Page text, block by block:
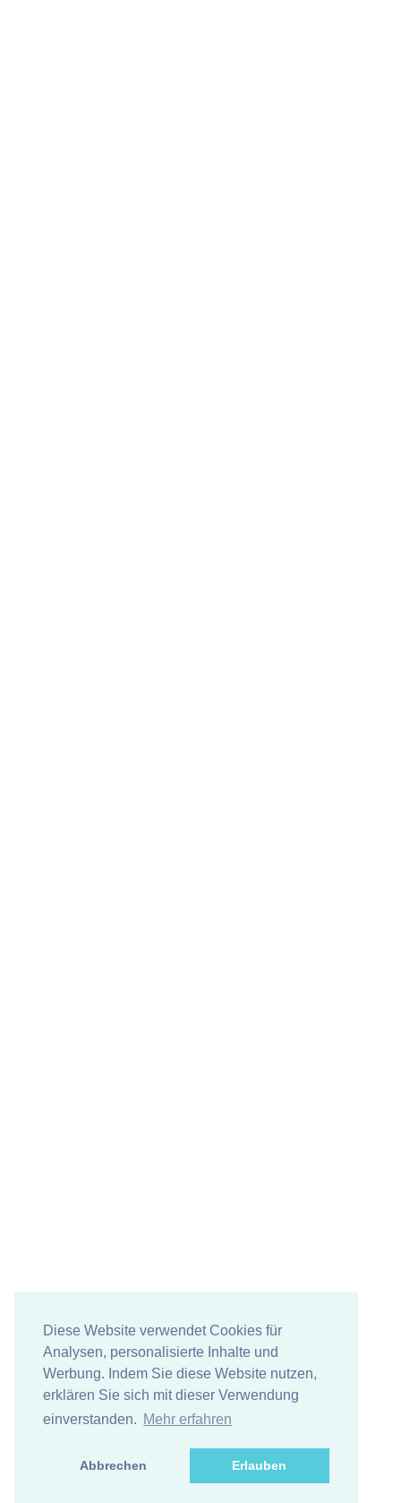
Diese Website verwendet Cookies für
Analysen, personalisierte Inhalte und
Werbung. Indem Sie diese Website nutzen,
erklären Sie sich mit dieser Verwendung
einverstanden. Mehr erfahren
Abbrechen Erlauben